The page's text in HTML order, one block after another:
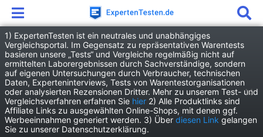
Garten Gartenfreizeit Bollerwagen
Bollerwagen Test – für
Ausflüge mit den
1) ExpertenTesten ist ein neutrales und unabhängiges
Vergleichsportal. Im Gegensatz zu repräsentativen Warentests
basieren unsere „Tests“ und Vergleiche regelmäßig nicht auf
ermittelten Laborergebnissen durch Sachverständige, sondern
auf eigenen Untersuchungen durch Verbraucher, technischen
Daten, Experteninterviews, Tests von Warentestorganisationen
oder analysierten Rezensionen Dritter. Mehr zu unserem Test- und
Vergleichsverfahren erfahren Sie hier 2) Alle Produktlinks sind
Affiliate Links zu ausgewählten Online-Shops, mit denen ggf.
Werbeeinnahmen generiert werden. 3) Über diesen Link gelangen
Sie zu unserer Datenschutzerklärung.